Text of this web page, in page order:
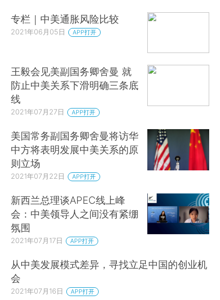
专栏｜中美通胀风险比较
2021年06月05日 APP打开
王毅会见美副国务卿舍曼 就
防止中美关系下滑明确三条底
线
2021年07月27日 APP打开
美国常务副国务卿舍曼将访华
中方将表明发展中美关系的原
则立场
2021年07月22日 APP打开
新西兰总理谈APEC线上峰
会：中美领导人之间没有紧绷
氛围
2021年07月17日 APP打开
从中美发展模式差异，寻找立足中国的创业机
会
2021年07月16日 APP打开